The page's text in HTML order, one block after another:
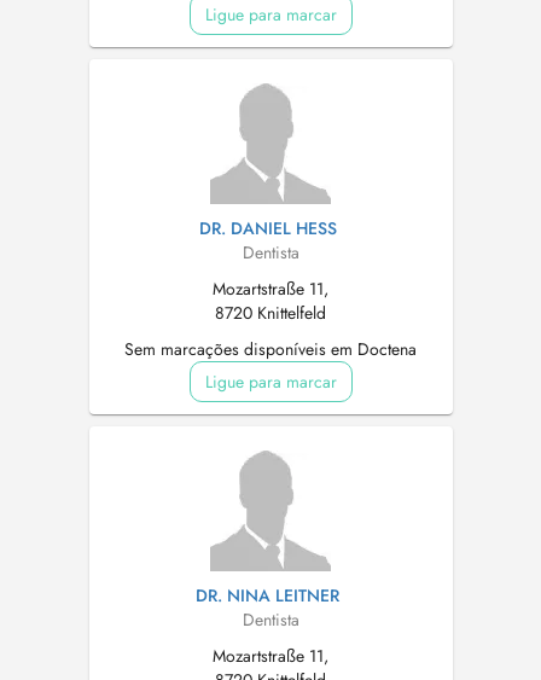
Ligue para marcar
DR. DANIEL HESS
Dentista
Mozartstraße 11,
8720 Knittelfeld
Sem marcações disponíveis em Doctena
Ligue para marcar
DR. NINA LEITNER
Dentista
Mozartstraße 11,